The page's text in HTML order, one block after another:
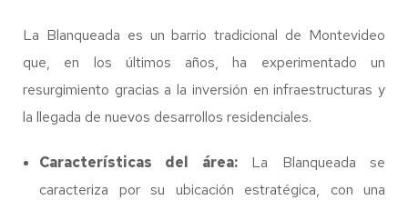
La Blanqueada es un barrio tradicional de Montevideo
que, en los últimos años, ha experimentado un
resurgimiento gracias a la inversión en infraestructuras y
la llegada de nuevos desarrollos residenciales.
Características del área:La Blanqueada se
caracteriza por su ubicación estratégica, con una